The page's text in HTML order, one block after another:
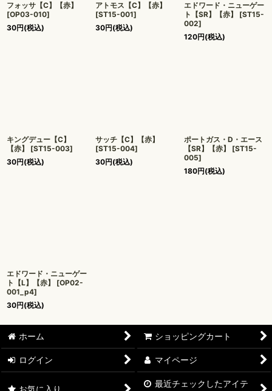
フォッサ【C】【赤】
[OP03-010]
30円(税込)
アトモス【C】【赤】
[ST15-001]
30円(税込)
エドワード・ニューゲー
ト【SR】【赤】
[ST15-
002]
120円(税込)
キングデュー【C】
【赤】
[ST15-003]
30円(税込)
サッチ【C】【赤】
[ST15-004]
30円(税込)
ポートガス・D・エース
【SR】【赤】
[ST15-
005]
180円(税込)
エドワード・ニューゲー
ト【L】【赤】
[OP02-
001_p4]
30円(税込)
ホーム ショッピングカート
ログイン マイページ
お気に入り
最近チェックしたアイテ